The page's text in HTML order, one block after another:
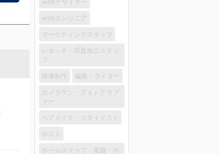
webエンジニア
マーケティングスタッフ
レタッチ・写真加工スタッ
フ
映像制作 編集・ライター
カメラマン・フォトグラフ
ァー
ヘアメイク・スタイリスト
ホスト
ホールスタッフ・黒服・ボ